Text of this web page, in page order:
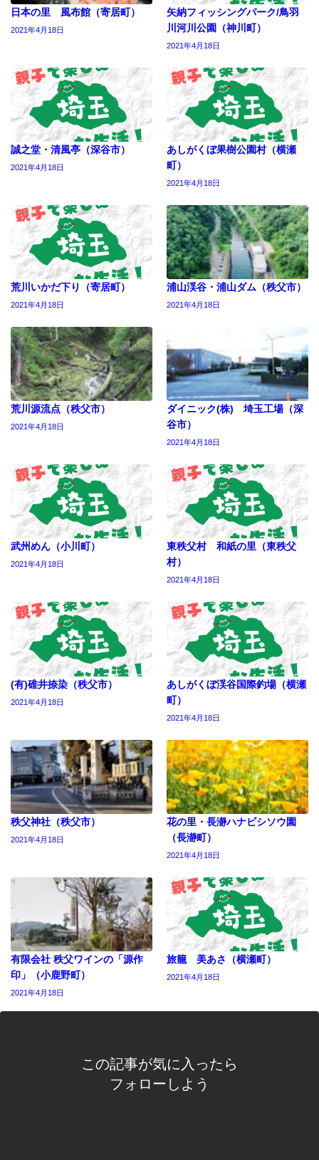
日本の里 風布館（寄居町）
2021年4月18日
矢納フィッシングパーク/鳥羽
川河川公園（神川町）
2021年4月18日
誠之堂・清風亭（深谷市）
2021年4月18日
あしがくぼ果樹公園村（横瀬
町）
2021年4月18日
荒川いかだ下り（寄居町）
2021年4月18日
浦山渓谷・浦山ダム（秩父市）
2021年4月18日
荒川源流点（秩父市）
2021年4月18日
ダイニック(株) 埼玉工場（深
谷市）
2021年4月18日
武州めん（小川町）
2021年4月18日
東秩父村 和紙の里（東秩父
村）
2021年4月18日
(有)碓井捺染（秩父市）
2021年4月18日
あしがくぼ渓谷国際釣場（横瀬
町）
2021年4月18日
秩父神社（秩父市）
2021年4月18日
花の里・長瀞ハナビシソウ園
（長瀞町）
2021年4月18日
有限会社 秩父ワインの「源作
印」（小鹿野町）
2021年4月18日
旅籠 美あさ（横瀬町）
2021年4月18日
この記事が気に入ったら
フォローしよう